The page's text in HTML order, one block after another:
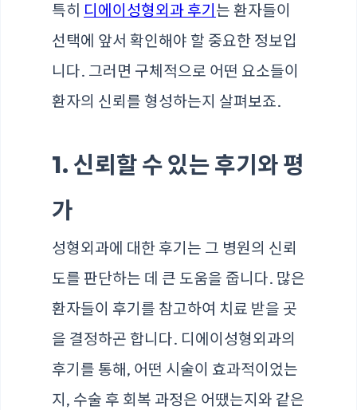
특히 디에이성형외과 후기 는 환자들이
선택에 앞서 확인해야 할 중요한 정보입
니다. 그러면 구체적으로 어떤 요소들이
환자의 신뢰를 형성하는지 살펴보죠.
1. 신뢰할 수 있는 후기와 평
가
성형외과에 대한 후기는 그 병원의 신뢰
도를 판단하는 데 큰 도움을 줍니다. 많은
환자들이 후기를 참고하여 치료 받을 곳
을 결정하곤 합니다. 디에이성형외과의
후기를 통해, 어떤 시술이 효과적이었는
지, 수술 후 회복 과정은 어땠는지와 같은